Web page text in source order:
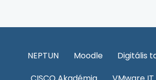
NEPTUN Moodle
Digitális